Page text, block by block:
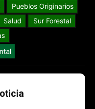
Pueblos Originarios
Salud
Sur Forestal